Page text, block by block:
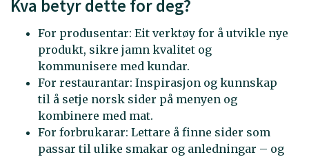
Kva betyr dette for deg?
For produsentar: Eit verktøy for å utvikle nye
produkt, sikre jamn kvalitet og
kommunisere med kundar.
For restaurantar: Inspirasjon og kunnskap
til å setje norsk sider på menyen og
kombinere med mat.
For forbrukarar: Lettare å finne sider som
passar til ulike smakar og anledningar – og